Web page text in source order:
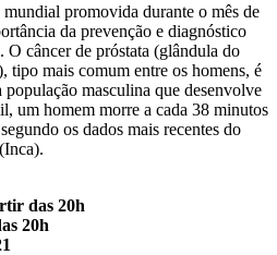
promovida durante o mês de
da prevenção e diagnóstico
O câncer de próstata (glândula do
tipo mais comum entre os homens, é
população masculina que desenvolve
um homem morre a cada 38 minutos
os dados mais recentes do
das 20h
20h